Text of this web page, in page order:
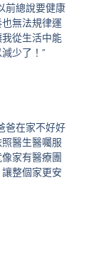
前總說要健康
無法規律運
從生活中能
少了！”
爸在家不好好
醫生醫囑服
家有醫療團
整個家更安